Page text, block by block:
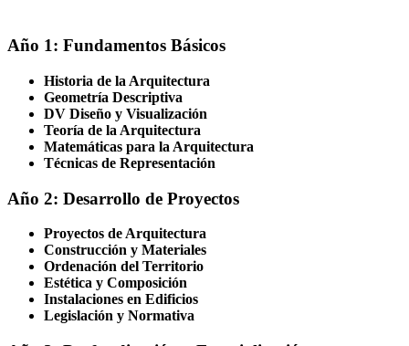
Año 1: Fundamentos Básicos
Historia de la Arquitectura
Geometría Descriptiva
DV Diseño y Visualización
Teoría de la Arquitectura
Matemáticas para la Arquitectura
Técnicas de Representación
Año 2: Desarrollo de Proyectos
Proyectos de Arquitectura
Construcción y Materiales
Ordenación del Territorio
Estética y Composición
Instalaciones en Edificios
Legislación y Normativa